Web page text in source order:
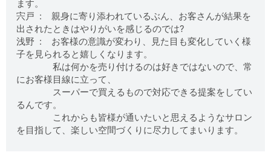
ます。
宍戸 : 親身に寄り添われているぶん、お客さんが結果を
出されたときはやりがいを感じるのでは?
浅野 : お客様の意識が変わり、見た目も変化していく様
子を見られると嬉しくなります。
私は何かを売り付けるのは好きではないので、常
にお客様目線に立って、
スーパーで買えるもので対応できる提案をしてい
るんです。
これからも皆様が通いたいと思えるようなサロン
を目指して、楽しい空間づくりに尽力してまいります。